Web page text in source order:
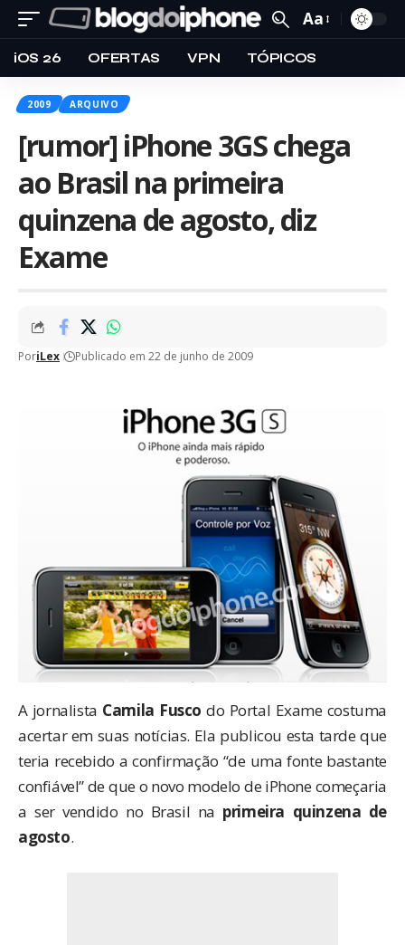
Aa
iOS 26 OFERTAS VPN TÓPICOS
2009 ARQUIVO
[rumor] iPhone 3GS chega
ao Brasil na primeira
quinzena de agosto, diz
Exame
PoriLex Publicado em 22 de junho de 2009
A jornalista Camila Fusco do Portal Exame costuma
acertar em suas notícias. Ela publicou esta tarde que
teria recebido a confirmação “de uma fonte bastante
confiável” de que o novo modelo de iPhone começaria
a ser vendido no Brasil na primeira quinzena de
agosto.